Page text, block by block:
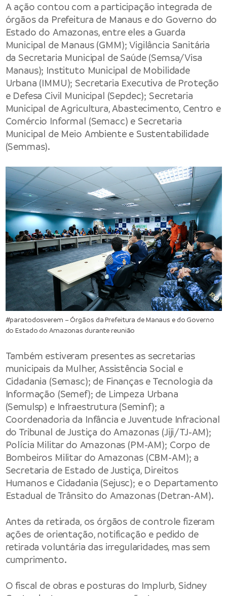
A ação contou com a participação integrada de
órgãos da Prefeitura de Manaus e do Governo do
Estado do Amazonas, entre eles a Guarda
Municipal de Manaus(GMM);Vigilância Sanitária
da Secretaria Municipal de Saúde(Semsa/Visa
Manaus); Instituto Municipal de Mobilidade
Urbana (IMMU); Secretaria Executiva de Proteção
e Defesa Civil Municipal (Sepdec); Secretaria
Municipal de Agricultura, Abastecimento, Centro e
Comércio Informal (Semacc) e Secretaria
Municipal de Meio Ambiente e Sustentabilidade
(Semmas).
#paratodosverem – Órgãos da Prefeitura de Manaus e do Governo
do Estado do Amazonas durante reunião
Também estiveram presentes as secretarias
municipais da Mulher, Assistência Social e
Cidadania (Semasc); de Finanças e Tecnologia da
Informação (Semef); de Limpeza Urbana
(Semulsp) e Infraestrutura (Seminf); a
Coordenadoria da Infância e Juventude Infracional
do Tribunal de Justiça do Amazonas (Jiji/TJ-AM);
Polícia Militar do Amazonas (PM-AM); Corpo de
Bombeiros Militar do Amazonas (CBM-AM); a
Secretaria de Estado de Justiça, Direitos
Humanos e Cidadania (Sejusc); e o Departamento
Estadual de Trânsito do Amazonas (Detran-AM).
Antes da retirada, os órgãos de controle fizeram
ações de orientação, notificação e pedido de
retirada voluntária das irregularidades, mas sem
cumprimento.
O fiscal de obras e posturas do Implurb, Sidney